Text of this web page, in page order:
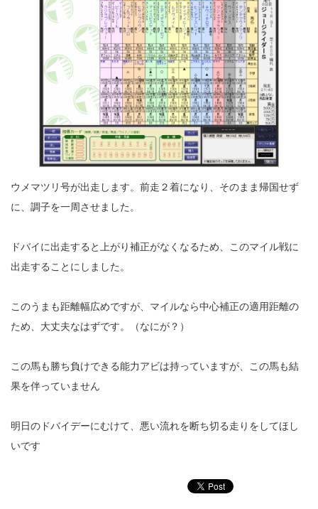
ウメマツリ号が出走します。前走２着になり、そのまま帰国せず
に、調子を一周させました。
ドバイに出走すると上がり補正がなくなるため、このマイル戦に
出走することにしました。
このうまも距離幅広めですが、マイルなら中心補正の適用距離の
ため、大丈夫なはずです。（なにが？）
この馬も勝ち負けできる能力アビは持っていますが、この馬も結
果を伴っていません
明日のドバイデーにむけて、悪い流れを断ち切る走りをしてほし
いです